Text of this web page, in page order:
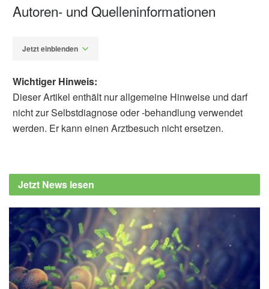
Autoren- und Quelleninformationen
Jetzt einblenden
gesund sind Kokosnuss-Produkte wirklich
(veröffentlicht: 30.01.2020),
Bundesinstitut für Risikobewertung: Fragen
und Antworten zu Mineralölbestandteilen in
Lebensmitteln (Stand: 12. Dezember 2017),
bfr.bund.de
Wichtiger Hinweis:
Dieser Artikel enthält nur allgemeine Hinweise und darf
nicht zur Selbstdiagnose oder -behandlung verwendet
werden. Er kann einen Arztbesuch nicht ersetzen.
Jetzt News lesen